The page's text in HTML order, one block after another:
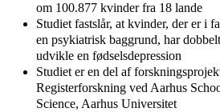
om 100.877 kvinder fra 18 lande
Studiet fastslår, at kvinder, der er i
en psykiatrisk baggrund, har
udvikle en fødselsdepression
Studiet er en del af
Registerforskning ved Aarhus
Science, Aarhus Universitet